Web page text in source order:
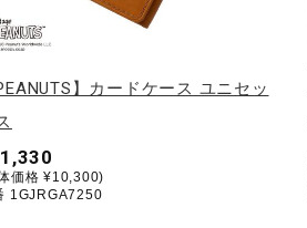
PEANUTS】カードケース ユニセッ
価格 ¥10,300)
1GJRGA7250